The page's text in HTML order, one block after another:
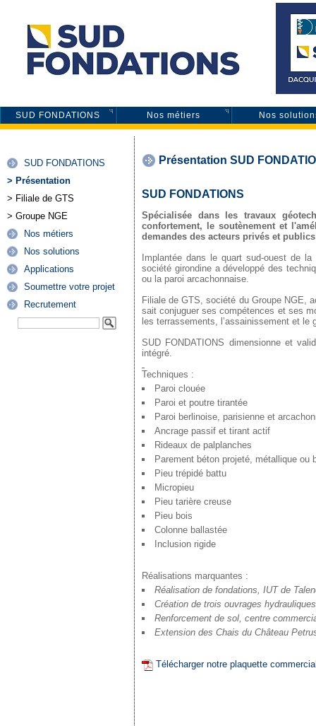
SUD FONDATIONS Nos métiers Nos
SUD FONDATIONS
> Présentation
> Filiale de GTS
> Groupe NGE
Nos métiers
Nos solutions
Applications
Soumettre votre projet
Recrutement
Présentation SUD
SUD FONDATIONS
Spécialisée dans les travaux
confortement, le soutènement et
demandes des acteurs privés et
Implantée dans le quart sud-ouest de
société girondine a développé des
ou la paroi arcachonnaise.
Filiale de GTS, société du Groupe NGE,
sait conjuguer ses compétences et ses
les terrassements, l’assainissement et le
SUD FONDATIONS dimensionne et
intégré.
Techniques :
Paroi clouée
Paroi et poutre tirantée
Paroi berlinoise, parisienne et
Ancrage passif et tirant actif
Rideaux de palplanches
Parement béton projeté, métallique ou
Pieu trépidé battu
Micropieu
Pieu tarière creuse
Pieu bois
Colonne ballastée
Inclusion rigide
Réalisations marquantes :
Réalisation de fondations, IUT de
Création de trois ouvrages
Renforcement de sol, centre
Extension des Chais du Château
Télécharger notre plaquette